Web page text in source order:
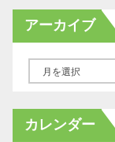
アーカイブ
カ
カレンダー